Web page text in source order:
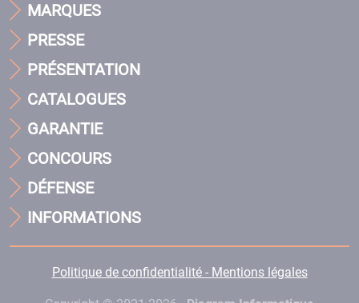
MARQUES
PRESSE
PRÉSENTATION
CATALOGUES
GARANTIE
CONCOURS
DÉFENSE
INFORMATIONS
Politique de confidentialité - Mentions légales